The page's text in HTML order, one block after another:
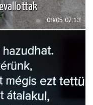
08/05 07:13